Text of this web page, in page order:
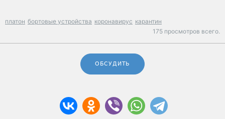
платон бортовые устройства коронавирус карантин
175 просмотров всего.
ОБСУДИТЬ